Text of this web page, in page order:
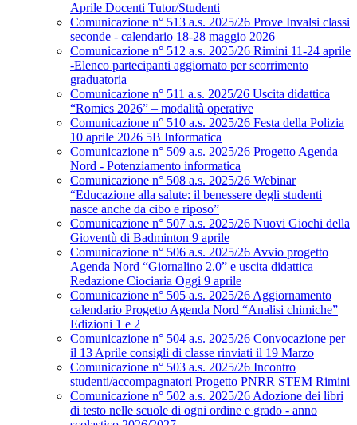
Aprile Docenti Tutor/Studenti
Comunicazione n° 513 a.s. 2025/26 Prove Invalsi classi
seconde - calendario 18-28 maggio 2026
Comunicazione n° 512 a.s. 2025/26 Rimini 11-24 aprile
-Elenco partecipanti aggiornato per scorrimento
graduatoria
Comunicazione n° 511 a.s. 2025/26 Uscita didattica
“Romics 2026” – modalità operative
Comunicazione n° 510 a.s. 2025/26 Festa della Polizia
10 aprile 2026 5B Informatica
Comunicazione n° 509 a.s. 2025/26 Progetto Agenda
Nord - Potenziamento informatica
Comunicazione n° 508 a.s. 2025/26 Webinar
“Educazione alla salute: il benessere degli studenti
nasce anche da cibo e riposo”
Comunicazione n° 507 a.s. 2025/26 Nuovi Giochi della
Gioventù di Badminton 9 aprile
Comunicazione n° 506 a.s. 2025/26 Avvio progetto
Agenda Nord “Giornalino 2.0” e uscita didattica
Redazione Ciociaria Oggi 9 aprile
Comunicazione n° 505 a.s. 2025/26 Aggiornamento
calendario Progetto Agenda Nord “Analisi chimiche”
Edizioni 1 e 2
Comunicazione n° 504 a.s. 2025/26 Convocazione per
il 13 Aprile consigli di classe rinviati il 19 Marzo
Comunicazione n° 503 a.s. 2025/26 Incontro
studenti/accompagnatori Progetto PNRR STEM Rimini
Comunicazione n° 502 a.s. 2025/26 Adozione dei libri
di testo nelle scuole di ogni ordine e grado - anno